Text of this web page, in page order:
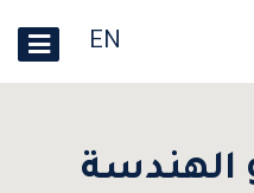
EN
الهندسة